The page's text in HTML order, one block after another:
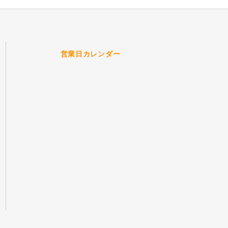
営業日カレンダー